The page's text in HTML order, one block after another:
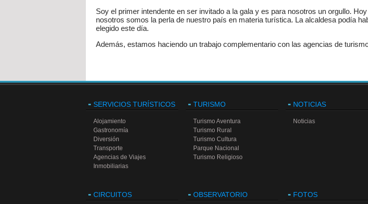
Soy el primer intendente en ser invitado a la gala y es para nosotros un orgullo.
nosotros somos la perla de nuestro país en materia turística. La alcaldesa podía
elegido este día.
Además, estamos haciendo un trabajo complementario con las agencias de
SERVICIOS TURÍSTICOS
Alojamiento
Gastronomía
Diversión
Transporte
Agencias de Viajes
Inmobiliarias
TURISMO
Turismo Aventura
Turismo Rural
Turismo Cultura
Parque Nacional
Turismo Religioso
NOTICIAS
Noticias
CIRCUITOS OBSERVATORIO FOTOS